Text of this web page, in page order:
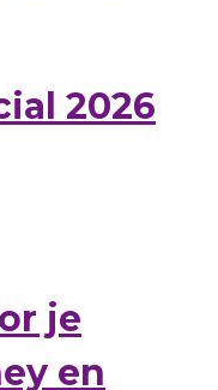
2026
je
en